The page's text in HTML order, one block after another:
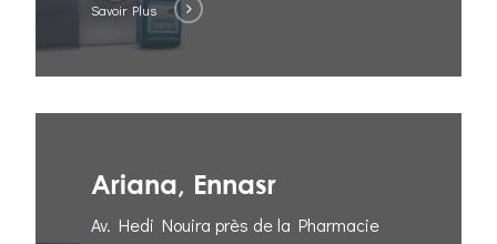
Savoir Plus
Ariana, Ennasr
Av. Hedi Nouira près de la Pharmacie